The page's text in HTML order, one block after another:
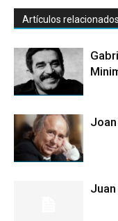
Artículos relacionados